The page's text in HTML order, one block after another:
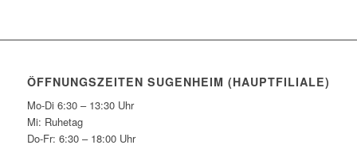
ÖFFNUNGSZEITEN SUGENHEIM (HAUPTFILIALE)
Mo-Di 6:30 – 13:30 Uhr
Mi: Ruhetag
Do-Fr: 6:30 – 18:00 Uhr